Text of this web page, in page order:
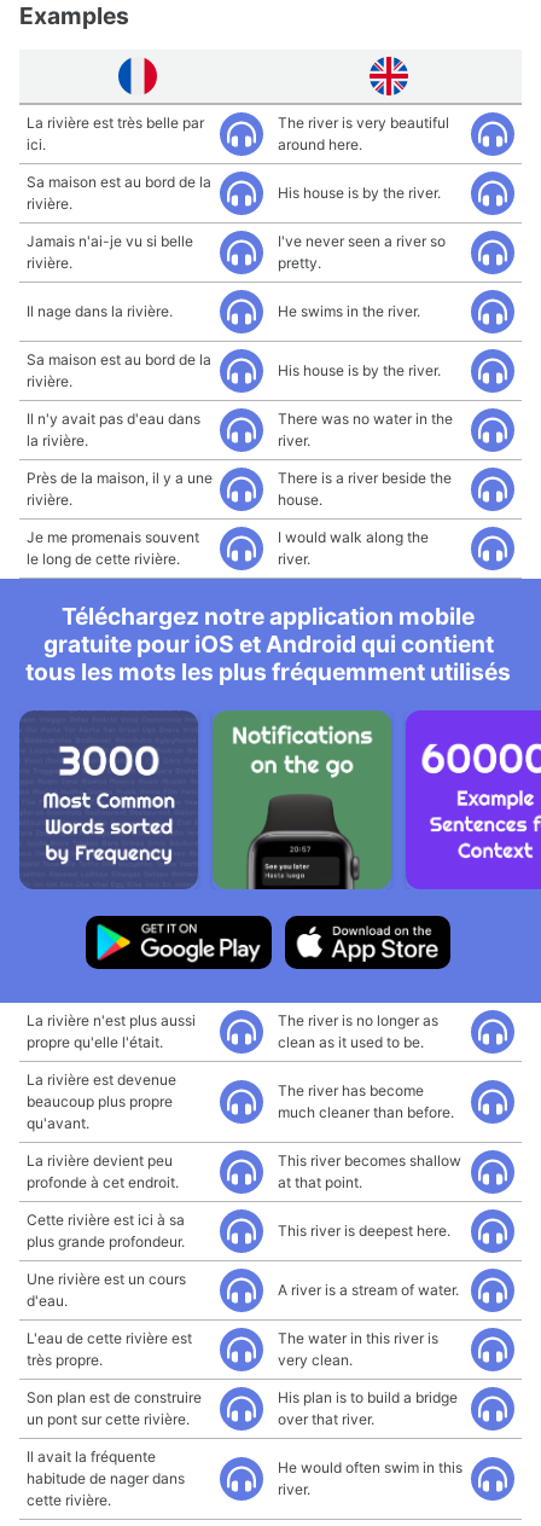
Examples
La rivière est très belle par
ici.
The river is very beautiful
around here.
Sa maison est au bord de la
rivière.
His house is by the river.
Jamais n'ai-je vu si belle
rivière.
I've never seen a river so
pretty.
Il nage dans la rivière. He swims in the river.
Sa maison est au bord de la
rivière.
His house is by the river.
Il n'y avait pas d'eau dans
la rivière.
There was no water in the
river.
Près de la maison, il y a une
rivière.
There is a river beside the
house.
Je me promenais souvent
le long de cette rivière.
I would walk along the
river.
Téléchargez notre application mobile
gratuite pour iOS et Android qui contient
tous les mots les plus fréquemment utilisés
La rivière n'est plus aussi
propre qu'elle l'était.
The river is no longer as
clean as it used to be.
La rivière est devenue
beaucoup plus propre
qu'avant.
The river has become
much cleaner than before.
La rivière devient peu
profonde à cet endroit.
This river becomes shallow
at that point.
Cette rivière est ici à sa
plus grande profondeur.
This river is deepest here.
Une rivière est un cours
d'eau.
A river is a stream of water.
L'eau de cette rivière est
très propre.
The water in this river is
very clean.
Son plan est de construire
un pont sur cette rivière.
His plan is to build a bridge
over that river.
Il avait la fréquente
habitude de nager dans
cette rivière.
He would often swim in this
river.